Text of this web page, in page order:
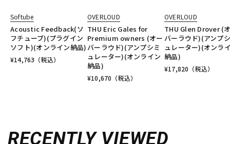
Softube
Acoustic Feedback(ソ
フチューブ)(プラグイン
ソフト)(オンライン納品)
¥14,763 （税込）
OVERLOUD
THU Eric Gales for
Premium owners (オー
バーラウド)(アンプシミ
ュレーター)(オンライン
納品)
¥10,670 （税込）
OVERLOUD
THU Glen Drover (
バーラウド)(アンプ
ュレーター)(オンラ
納品)
¥17,820 （税込）
RECENTLY VIEWED